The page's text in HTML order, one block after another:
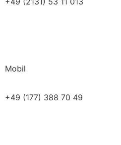
Mobil
+49 (177) 388 70 49